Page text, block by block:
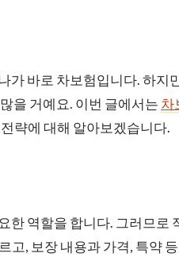
가 바로 차보험입니다. 하지
을 거예요. 이번 글에서는 차
략에 대해 알아보겠습니다.
한 역할을 합니다. 그러므로
고, 보장 내용과 가격, 특약